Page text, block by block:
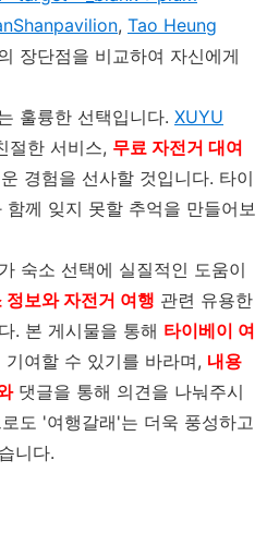
, Tao Heung
장단점을 비교하여 자신에게
훌륭한 선택입니다. XUYU
절한 서비스, 무료 자전거 대여
경험을 선사할 것입니다. 타이
함께 잊지 못할 추억을 만들어보
숙소 선택에 실질적인 도움이
정보와 자전거 여행 관련 유용한
. 본 게시물을 통해 타이베이 여
기여할 수 있기를 바라며, 내용
댓글을 통해 의견을 나눠주시
도 '여행갈래'는 더욱 풍성하고
니다.